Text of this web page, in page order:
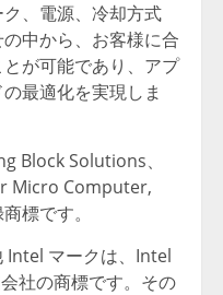
、電源、冷却方式
の中から、お客様に合
が可能であり、アプ
最適化を実現しま
Block Solutions、
Micro Computer,
標です。
マークは、Intel
社の商標です。その